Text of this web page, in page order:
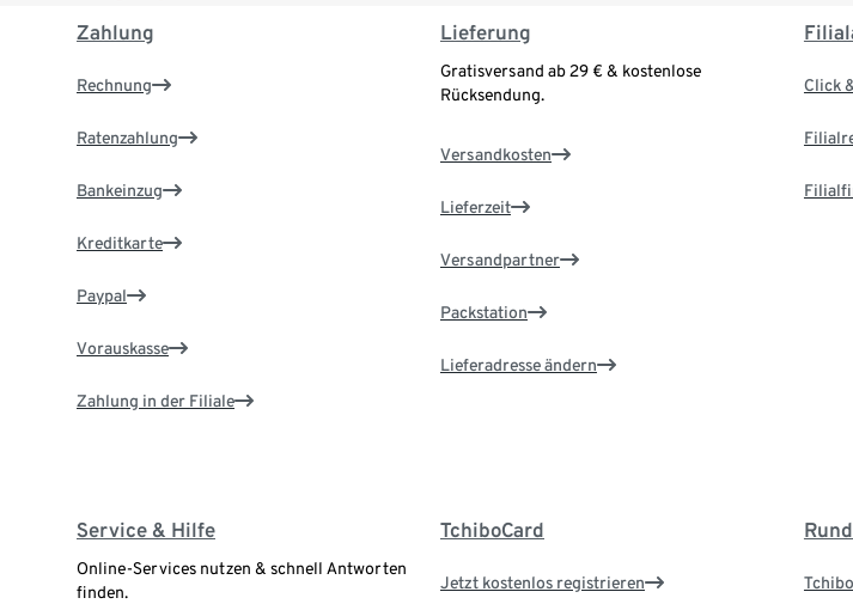
Zahlung
Rechnung
Ratenzahlung
Bankeinzug
Kreditkarte
Paypal
Vorauskasse
Zahlung in der Filiale
Lieferung
Gratisversand ab 29 € & kostenlose
Rücksendung.
Versandkosten
Lieferzeit
Versandpartner
Packstation
Lieferadresse ändern
Click
Service & Hilfe
Online-Services nutzen & schnell Antworten
finden.
TchiboCard
Jetzt kostenlos registrieren